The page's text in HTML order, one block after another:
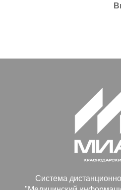
Система